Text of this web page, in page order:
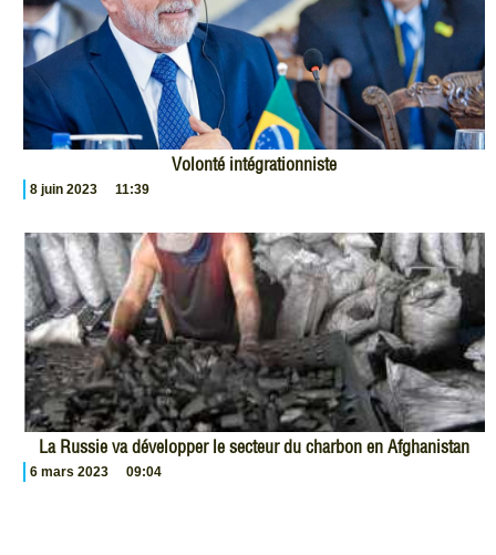
Volonté intégrationniste
8 juin 2023 11:39
La Russie va développer le secteur du charbon en Afghanistan
6 mars 2023 09:04